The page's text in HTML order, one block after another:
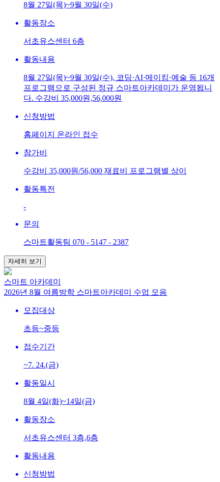
8월 27일(목)~9월 30일(수)
활동장소
서초유스센터 6층
활동내용
8월 27일(목)~9월 30일(수), 코딩·AI·메이킹·예술 등 16개
프로그램으로 구성된 정규 스마트아카데미가 운영됩니
다. 수강비 35,000원,56,000원
신청방법
홈페이지 온라인 접수
참가비
수강비 35,000원/56,000 재료비 프로그램별 상이
활동특전
-
문의
스마트활동팀 070 - 5147 - 2387
자세히 보기
스마트 아카데미
2026년 8월 여름방학 스마트아카데미 수업 모음
모집대상
초등~중등
접수기간
~7. 24.(금)
활동일시
8월 4일(화)~14일(금)
활동장소
서초유스센터 3층,6층
활동내용
신청방법